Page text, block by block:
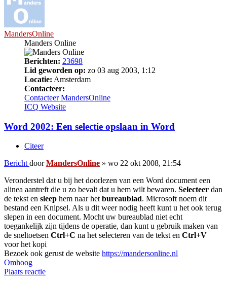
MandersOnline
Manders Online
Berichten: 23698
Lid geworden op: zo 03 aug 2003, 1:12
Locatie: Amsterdam
Contacteer:
Contacteer MandersOnline
ICQ Website
Word 2002: Een selectie opslaan in Word
Citeer
Bericht doorMandersOnline » wo 22 okt 2008, 21:54
Veronderstel dat u bij het doorlezen van een Word document een
alinea aantreft die u zo bevalt dat u hem wilt bewaren. Selecteer dan
de tekst en sleep hem naar het bureaublad. Microsoft noem dit
bestand een Knipsel. Als u dit weer nodig heeft kunt u het ook terug
slepen in een document. Mocht uw bureaublad niet echt
toegankelijk zijn tijdens de operatie, dan kunt u gebruik maken van
de sneltoetsen Ctrl+C na het selecteren van de tekst en Ctrl+V
voor het kopi
Bezoek ook gerust de website https://mandersonline.nl
Omhoog
Plaats reactie